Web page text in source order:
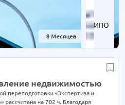
ИПО
8 Месяцев -74%
недвижимостью
переподготовки «Экспертиза и
на 702 ч. Благодаря